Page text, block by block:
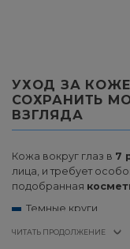
УХОД ЗА
СОХРАНИТЬ
ВЗГЛЯДА
Кожа вокруг глаз в 7
лица, и требует
подобранная
Темные круги
Отеки и мешки
ЧИТАТЬ ПРОДОЛЖЕНИЕ